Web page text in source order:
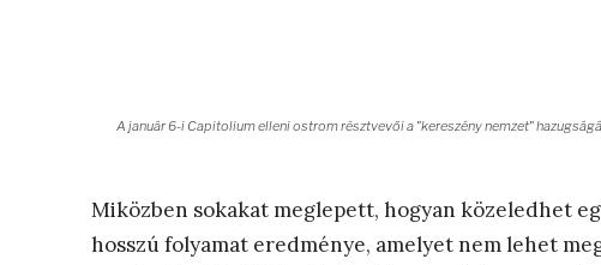
A január 6-i Capitolium elleni ostrom résztvevői a "kereszény nemzet"
Miközben sokakat meglepett, hogyan közeledhet
hosszú folyamat eredménye, amelyet nem lehet